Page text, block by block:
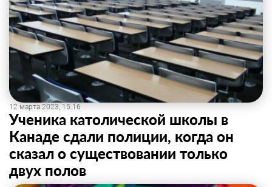
12 марта 2023, 15:16
Ученика католической школы в
Канаде сдали полиции, когда он
сказал о существовании только
двух полов